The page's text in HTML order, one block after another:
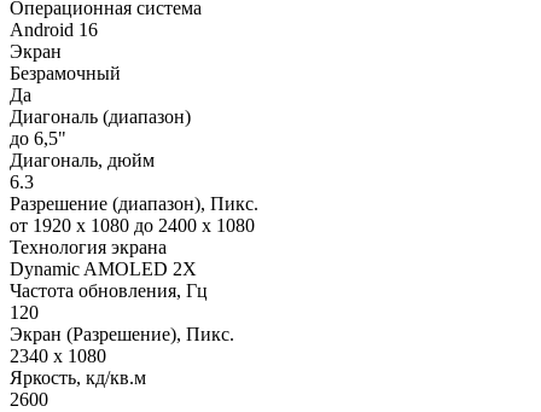
Операционная система
Android 16
Экран
Безрамочный
Да
Диагональ (диапазон)
до 6,5"
Диагональ, дюйм
6.3
Разрешение (диапазон), Пикс.
от 1920 x 1080 до 2400 x 1080
Технология экрана
Dynamic AMOLED 2X
Частота обновления, Гц
120
Экран (Разрешение), Пикс.
2340 x 1080
Яркость, кд/кв.м
2600